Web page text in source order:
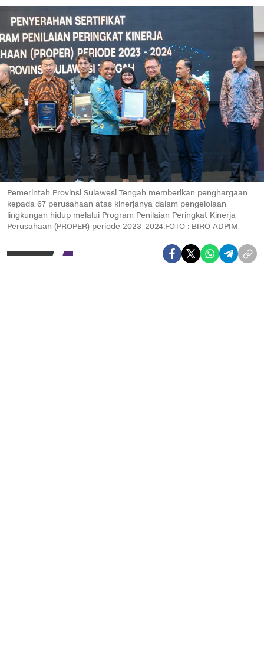
Pemerintah Provinsi Sulawesi Tengah memberikan penghargaan
kepada 67 perusahaan atas kinerjanya dalam pengelolaan
lingkungan hidup melalui Program Penilaian Peringkat Kinerja
Perusahaan (PROPER) periode 2023–2024.FOTO : BIRO ADPIM